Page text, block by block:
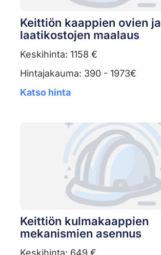
Keittiön kaappien ovien ja
laatikostojen maalaus
Keskihinta: 1158 €
Hintajakauma: 390 - 1973€
Katso hinta
Keittiön kulmakaappien
mekanismien asennus